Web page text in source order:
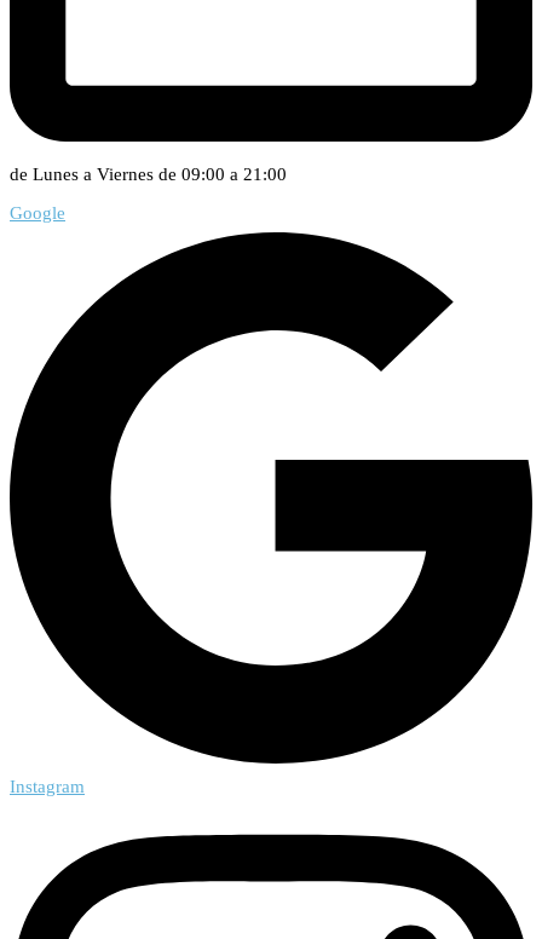
de Lunes a Viernes de 09:00 a 21:00
Google
Instagram